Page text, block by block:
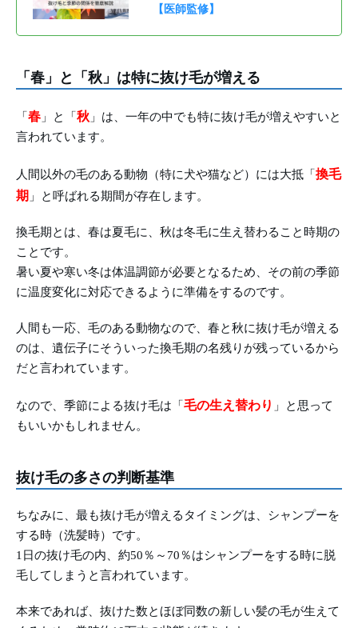
【医師監修】
「春」と「秋」は特に抜け毛が増える
「春 」と「秋 」は、一年の中でも特に抜け毛が増えやすいと
言われています。
人間以外の毛のある動物（特に犬や猫など）には大抵「換毛
期 」と呼ばれる期間が存在します。
換毛期とは、春は夏毛に、秋は冬毛に生え替わること時期の
ことです。
暑い夏や寒い冬は体温調節が必要となるため、その前の季節
に温度変化に対応できるように準備をするのです。
人間も一応、毛のある動物なので、春と秋に抜け毛が増える
のは、遺伝子にそういった換毛期の名残りが残っているから
だと言われています。
なので、季節による抜け毛は「毛の生え替わり 」と思って
もいいかもしれません。
抜け毛の多さの判断基準
ちなみに、最も抜け毛が増えるタイミングは、シャンプーを
する時（洗髪時）です。
1日の抜け毛の内、約50％～70％はシャンプーをする時に脱
毛してしまうと言われています。
本来であれば、抜けた数とほぼ同数の新しい髪の毛が生えて